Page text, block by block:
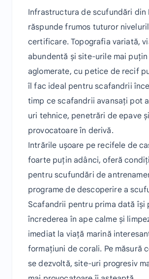
Infrastructura de scufundări din
răspunde frumos tuturor
certificare. Topografia variată,
abundentă și site-urile mai puțin
aglomerate, cu petice de recif
îl fac ideal pentru scafandrii
timp ce scafandrii avansați pot
uri tehnice, penetrări de epave
provocatoare în derivă.
Intrările ușoare pe recifele de
foarte puțin adânci, oferă
pentru scufundări de
programe de descoperire a
Scafandrii pentru prima dată își
încrederea în ape calme și
imediat la viață marină
formațiuni de corali. Pe măsură
se dezvoltă, site-uri progresiv